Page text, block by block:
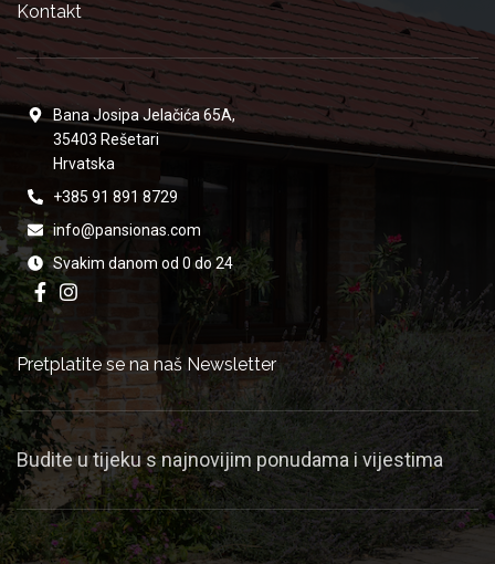
Kontakt
Bana Josipa Jelačića 65A,
35403 Rešetari
Hrvatska
+385 91 891 8729
info@pansionas.com
Svakim danom od 0 do 24
Pretplatite se na naš Newsletter
Budite u tijeku s najnovijim ponudama i vijestima